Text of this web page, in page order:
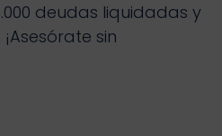
deudas liquidadas y
sin